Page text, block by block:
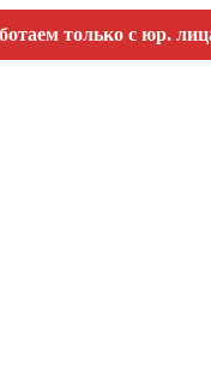
только с юр. лицами.